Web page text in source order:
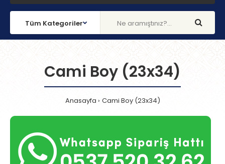
Cami Boy (23x34)
Anasayfa Cami Boy (23x34)